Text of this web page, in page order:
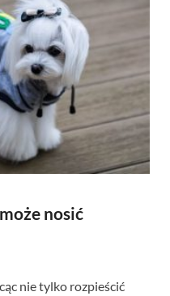
nosić
nie tylko rozpieścić